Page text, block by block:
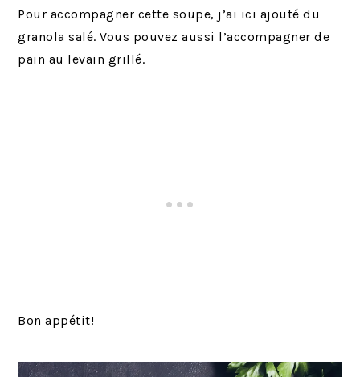
Pour accompagner cette soupe, j’ai ici ajouté du
granola salé. Vous pouvez aussi l’accompagner de
pain au levain grillé.
Bon appétit!